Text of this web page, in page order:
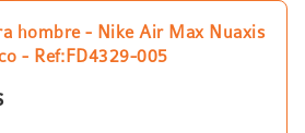
hombre - Nike Air Max Nuaxis
- Ref:FD4329-005